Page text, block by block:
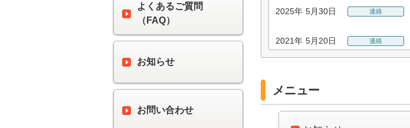
2025年 5月30日
連絡
2021年 5月20日
連絡
メニュー
よくあるご質問
（FAQ）
お知らせ
お問い合わせ